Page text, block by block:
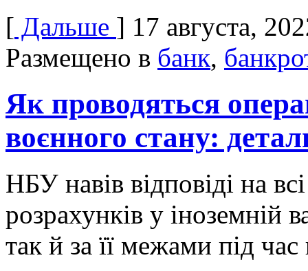
[ Дальше ] 17 августа,
Размещено в банк,
Як проводяться
воєнного стану:
НБУ навів відповіді на
розрахунків у іноземній
так й за її межами під